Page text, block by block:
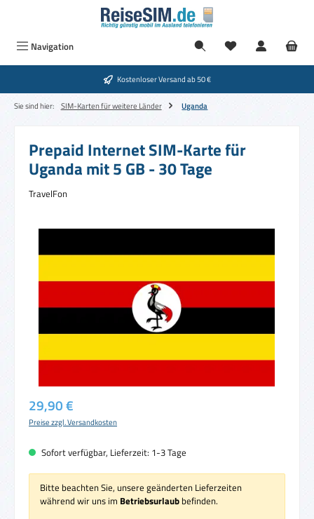
Zum Hauptinhalt springen
Navigation
Kostenloser Versand ab 50 €
Sie sind hier: SIM-Karten für weitere Länder Uganda
Prepaid Internet SIM-Karte für
Uganda mit 5 GB - 30 Tage
TravelFon
Regulärer Preis:
29,90 €
Preise zzgl. Versandkosten
Sofort verfügbar, Lieferzeit: 1-3 Tage
Bitte beachten Sie, unsere geänderten Lieferzeiten
während wir uns im Betriebsurlaub befinden.